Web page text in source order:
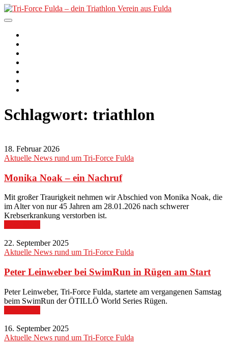
Skip
to
Tri-Force Fulda – dein
Triathlon Verein aus Fulda
Schlagwort: triathlon
18. Februar 2026
Aktuelle News rund um Tri-Force Fulda
Monika Noak – ein Nachruf
Mit großer Traurigkeit nehmen wir Abschied von Monika Noak, die
im Alter von nur 45 Jahren am 28.01.2026 nach schwerer
Krebserkrankung verstorben ist.
22. September 2025
Aktuelle News rund um Tri-Force Fulda
Peter Leinweber bei SwimRun in Rügen am Start
Peter Leinweber, Tri-Force Fulda, startete am vergangenen Samstag
beim SwimRun der ÖTILLÖ World Series Rügen.
16. September 2025
Aktuelle News rund um Tri-Force Fulda